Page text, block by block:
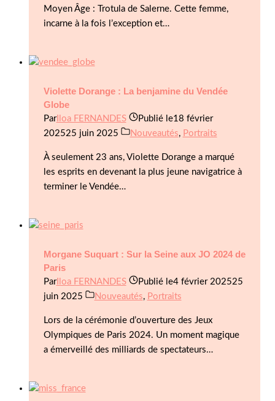
Moyen Âge : Trotula de Salerne. Cette femme,
incarne à la fois l’exception et…
Violette Dorange : La benjamine du Vendée
Globe
ParIloa FERNANDES Publié le18 février
202525 juin 2025 Nouveautés, Portraits
À seulement 23 ans, Violette Dorange a marqué
les esprits en devenant la plus jeune navigatrice à
terminer le Vendée…
Morgane Suquart : Sur la Seine aux JO 2024 de
Paris
ParIloa FERNANDES Publié le4 février 202525
juin 2025
Nouveautés, Portraits
Lors de la cérémonie d’ouverture des Jeux
Olympiques de Paris 2024. Un moment magique
a émerveillé des milliards de spectateurs…